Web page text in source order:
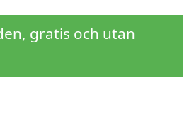
gratis och utan